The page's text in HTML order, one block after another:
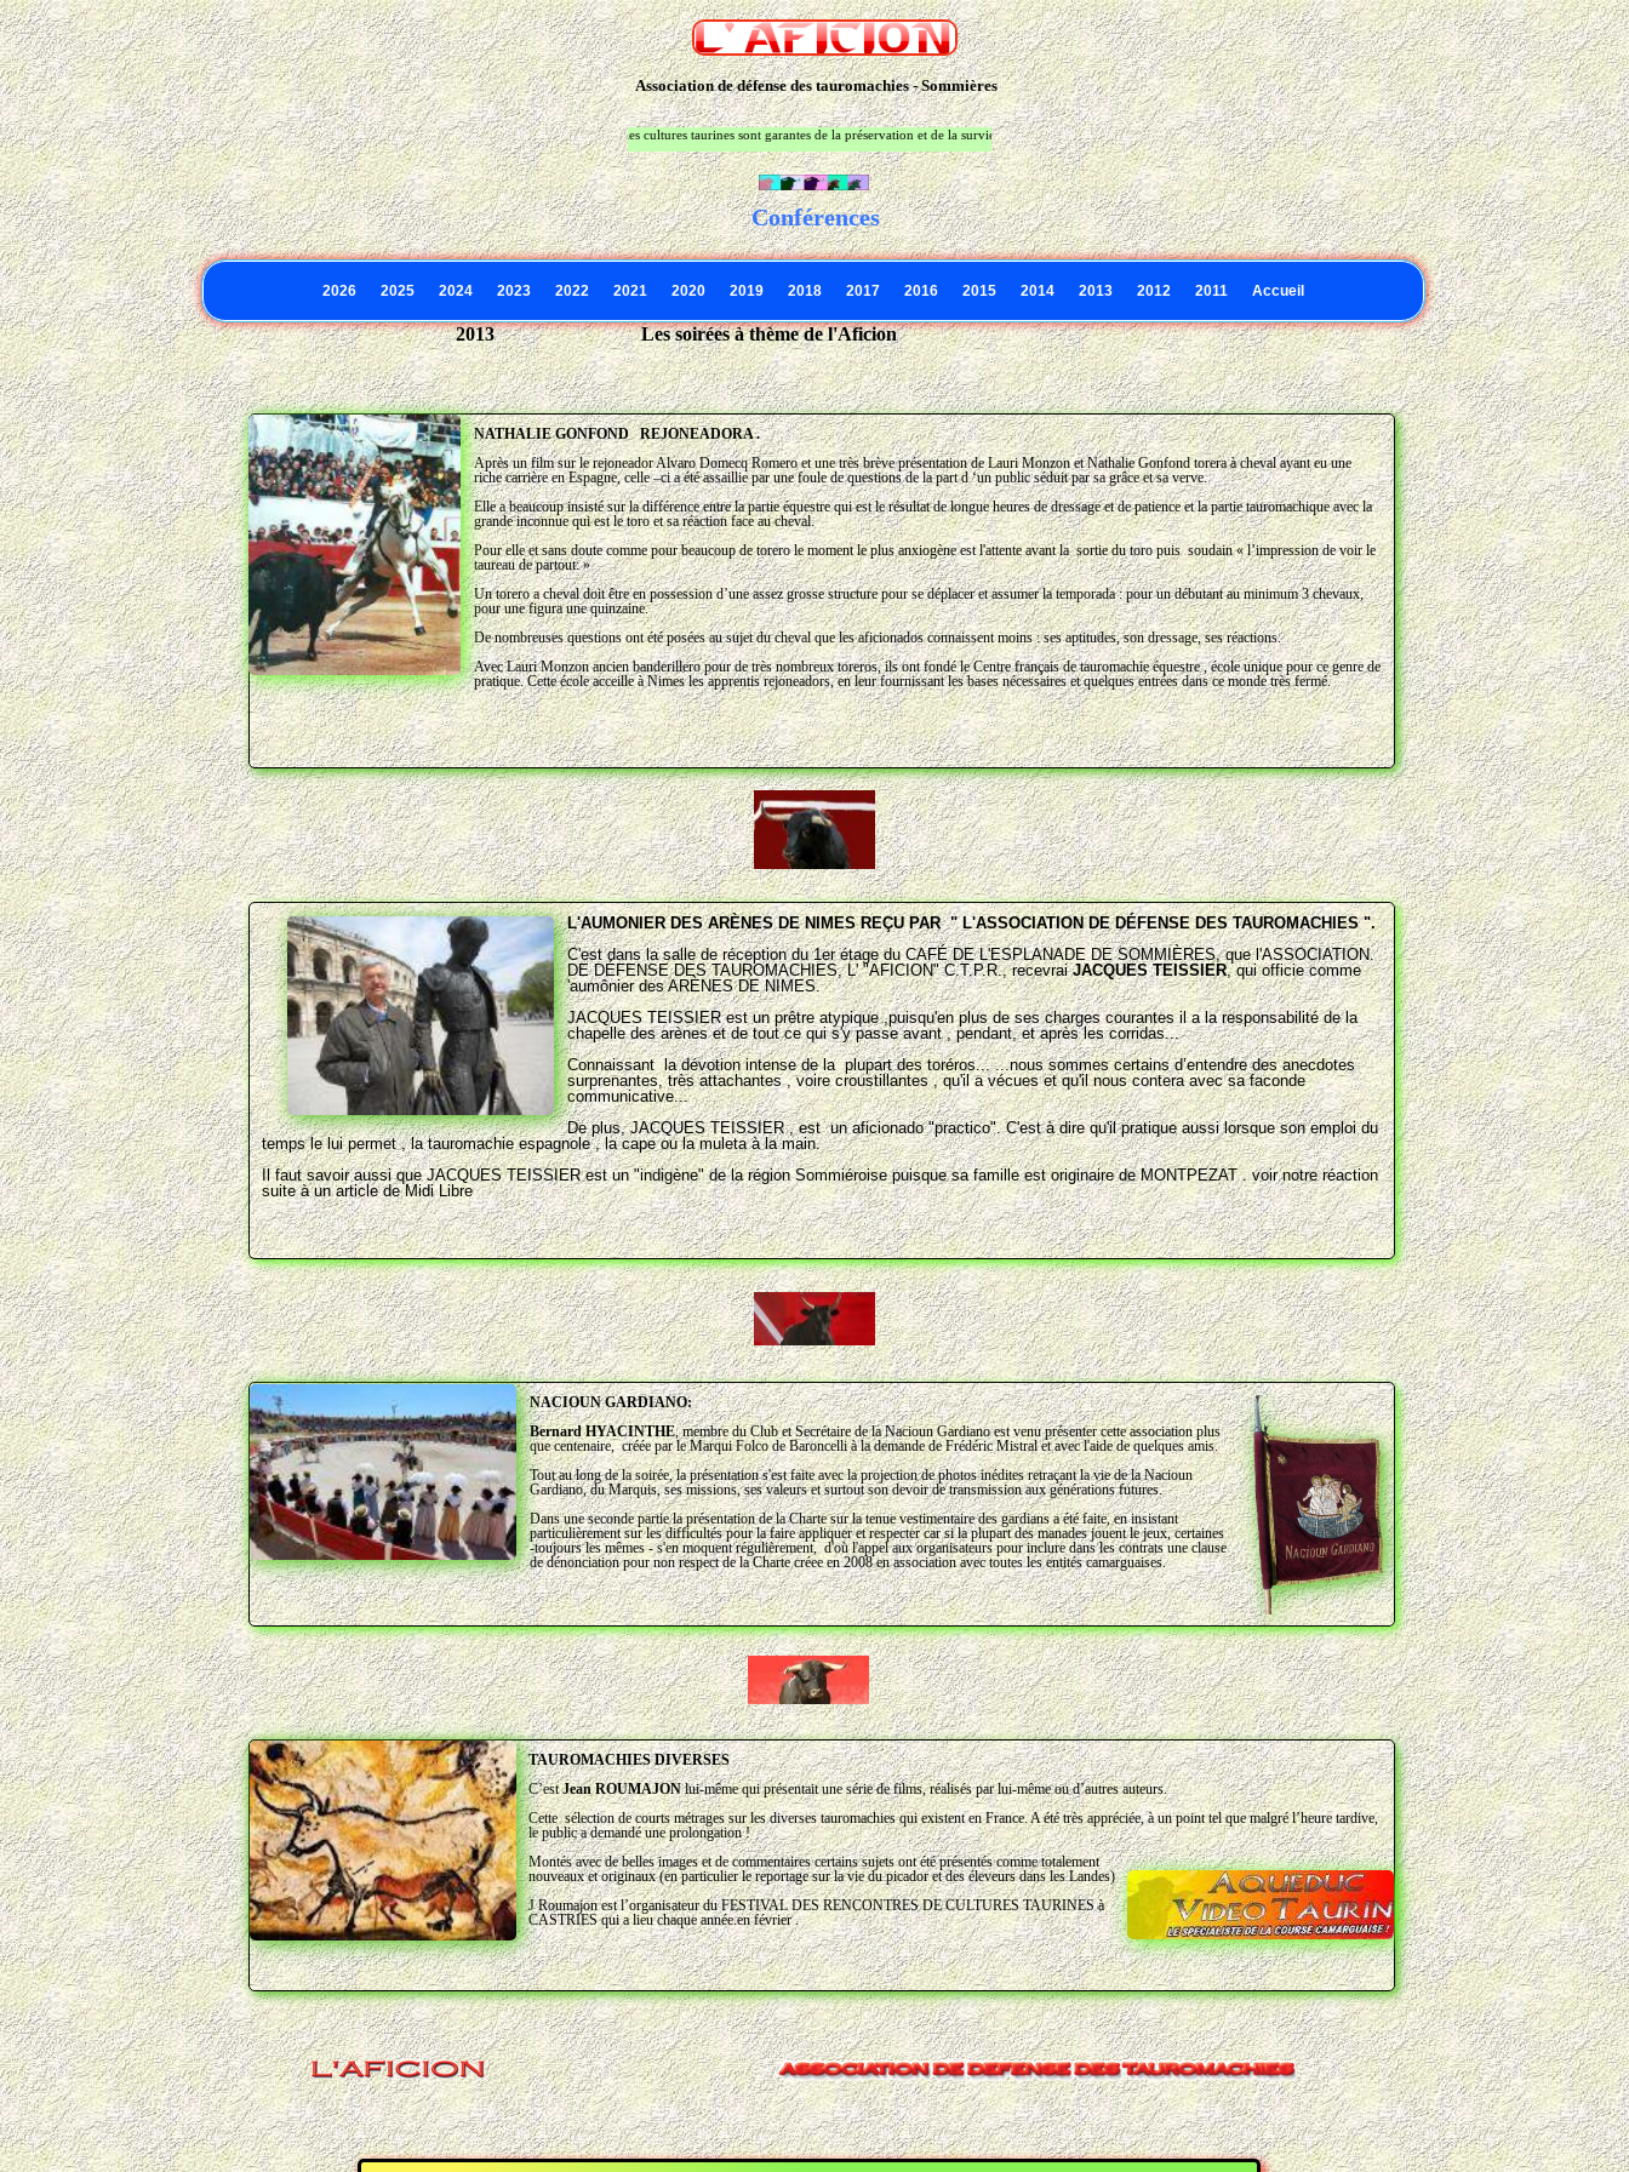
2026 2025 2024 2023 2022 2021 2020 2019 2018 2017 2016 2015 2014 2013 2012 2011 Accueil
Association de défense des tauromachies - Sommières
Conférences
Seules les cultures taurines sont garantes de la préservation et de la survie de l'espèce animale taurine en milieu naturel.
2013
NATHALIE GONFOND REJONEADORA .
Après un film sur le rejoneador Alvaro Domecq Romero et une très brève présentation de Lauri Monzon et Nathalie Gonfond torera à cheval ayant eu une
riche carrière en Espagne, celle –ci a été assaillie par une foule de questions de la part d ‘un public séduit par sa grâce et sa verve.
Elle a beaucoup insisté sur la différence entre la partie équestre qui est le résultat de longue heures de dressage et de patience et la partie tauromachique avec la
grande inconnue qui est le toro et sa réaction face au cheval.
Pour elle et sans doute comme pour beaucoup de torero le moment le plus anxiogène est l'attente avant la sortie du toro puis soudain « l’impression de voir le
taureau de partout: »
Un torero a cheval doit être en possession d’une assez grosse structure pour se déplacer et assumer la temporada : pour un débutant au minimum 3 chevaux,
pour une figura une quinzaine.
De nombreuses questions ont été posées au sujet du cheval que les aficionados connaissent moins : ses aptitudes, son dressage, ses réactions.
Avec Lauri Monzon ancien banderillero pour de très nombreux toreros, ils ont fondé le Centre français de tauromachie équestre , école unique pour ce genre de
pratique. Cette école acceille à Nimes les apprentis rejoneadors, en leur fournissant les bases nécessaires et quelques entrées dans ce monde très fermé.
L'AUMONIER DES ARÈNES DE NIMES REÇU PAR " L'ASSOCIATION DE DÉFENSE DES TAUROMACHIES ".
C'est dans la salle de réception du 1er étage du CAFÉ DE L'ESPLANADE DE SOMMIÈRES, que l'ASSOCIATION.
DE DÉFENSE DES TAUROMACHIES, L' "AFICION" C.T.P.R., recevraiJACQUES TEISSIER, qui officie comme
'aumônier des ARÈNES DE NIMES.
JACQUES TEISSIER est un prêtre atypique ,puisqu'en plus de ses charges courantes il a la responsabilité de la
chapelle des arènes et de tout ce qui s'y passe avant , pendant, et après les corridas...
Connaissant la dévotion intense de la plupart des toréros... ...nous sommes certains d’entendre des anecdotes
surprenantes, très attachantes , voire croustillantes , qu'il a vécues et qu'il nous contera avec sa faconde
communicative...
De plus, JACQUES TEISSIER , est un aficionado "practico". C'est à dire qu'il pratique aussi lorsque son emploi du
temps le lui permet , la tauromachie espagnole , la cape ou la muleta à la main.
Il faut savoir aussi que JACQUES TEISSIER est un "indigène" de la région Sommiéroise puisque sa famille est originaire de MONTPEZAT . voir notre réaction
suite à un article de Midi Libre
NACIOUN GARDIANO:
Bernard HYACINTHE, membre du Club et Secrétaire de la Nacioun Gardiano est venu présenter cette association plus
que centenaire, créée par le Marqui Folco de Baroncelli à la demande de Frédéric Mistral et avec l'aide de quelques amis.
Tout au long de la soirée, la présentation s'est faite avec la projection de photos inédites retraçant la vie de la Nacioun
Gardiano, du Marquis, ses missions, ses valeurs et surtout son devoir de transmission aux générations futures.
Dans une seconde partie la présentation de la Charte sur la tenue vestimentaire des gardians a été faite, en insistant
particulièrement sur les difficultés pour la faire appliquer et respecter car si la plupart des manades jouent le jeux, certaines
-toujours les mêmes - s'en moquent régulièrement, d'où l'appel aux organisateurs pour inclure dans les contrats une clause
de dénonciation pour non respect de la Charte créee en 2008 en association avec toutes les entités camarguaises.
TAUROMACHIES DIVERSES
C’estJean ROUMAJONlui-même qui présentait une série de films, réalisés par lui-même ou d’autres auteurs.
Cette sélection de courts métrages sur les diverses tauromachies qui existent en France. A été très appréciée, à un point tel que malgré l’heure tardive,
le public a demandé une prolongation !
Montés avec de belles images et de commentaires certains sujets ont été présentés comme totalement
nouveaux et originaux (en particulier le reportage sur la vie du picador et des éleveurs dans les Landes)
J Roumajon est l’organisateur du FESTIVAL DES RENCONTRES DE CULTURES TAURINES à
CASTRIES qui a lieu chaque année.en février .
Les soirées à thème de l'Aficion